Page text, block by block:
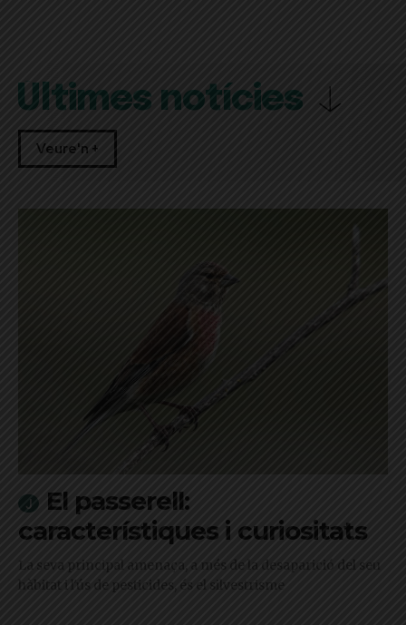
Últimes notícies
Veure'n +
El passerell:
característiques i curiositats
La seva principal amenaça, a més de la desaparició del seu
hàbitat i l'ús de pesticides, és el silvestrisme